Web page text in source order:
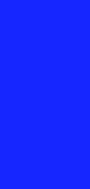
a
o
do